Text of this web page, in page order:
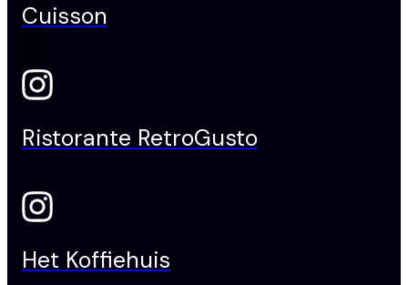
Cuisson
Ristorante RetroGusto
Het Koffiehuis